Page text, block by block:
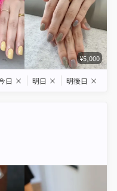
¥5,000
日 × 明日 × 明後日 ×